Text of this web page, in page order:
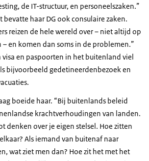
de IT-structuur, en personeelszaken.”
bevatte haar DG ook consulaire zaken.
reizen de hele wereld over – niet altijd op
en komen dan soms in de problemen.”
visa en paspoorten in het buitenland viel
bijvoorbeeld gedetineerdenbezoek en
boeide haar. “Bij buitenlands beleid
krachtverhoudingen van landen.
denken over je eigen stelsel. Hoe zitten
Als iemand van buitenaf naar
wat ziet men dan? Hoe zit het met het